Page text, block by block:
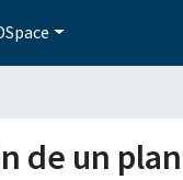
de un